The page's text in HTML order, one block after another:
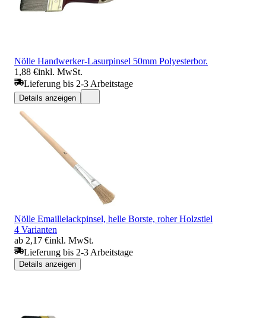
Nölle Handwerker-Lasurpinsel 50mm Polyesterbor.
1,88 €inkl. MwSt.
Lieferung bis 2-3 Arbeitstage
Details anzeigen
Nölle Emaillelackpinsel, helle Borste, roher Holzstiel
4 Varianten
ab 2,17 €inkl. MwSt.
Lieferung bis 2-3 Arbeitstage
Details anzeigen